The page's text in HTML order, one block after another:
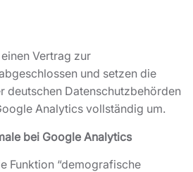
Vertrag zur
und setzen die
deutschen Datenschutzbehörden
Analytics vollständig um.
bei Google Analytics
Funktion “demografische